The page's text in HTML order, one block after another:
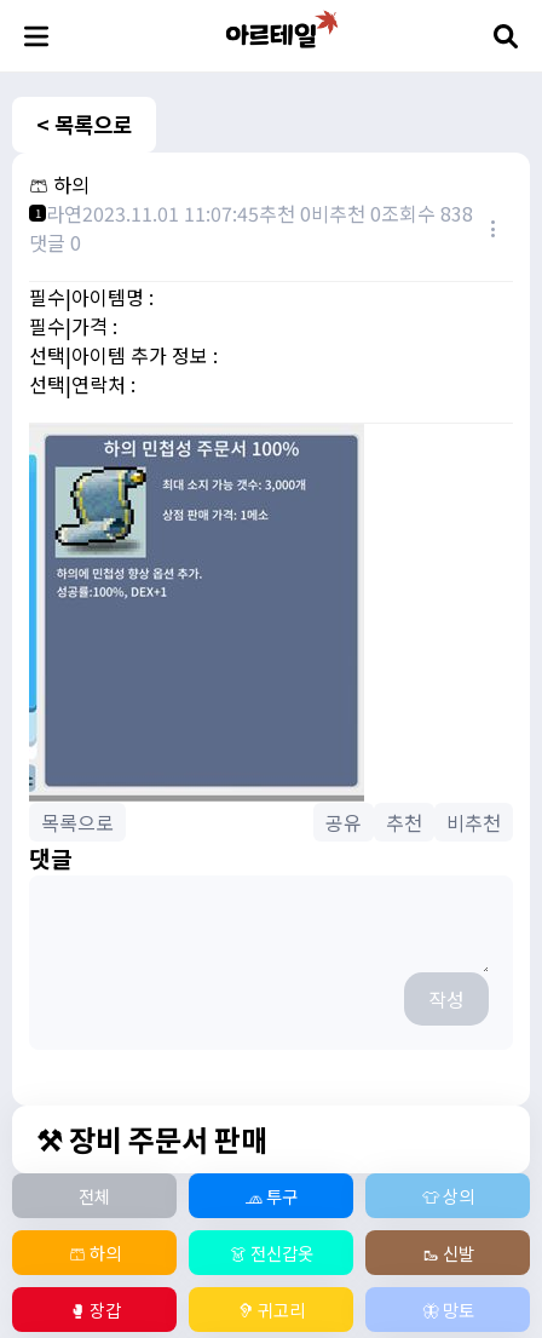
< 목록으로
🩳 하의
1 라연2023.11.01 11:07:45추천 0비추천 0조회수 838
댓글 0
필수|아이템명 :
필수|가격 :
선택|아이템 추가 정보 :
선택|연락처 :
목록으로 공유 추천 비추천
댓글
작성
⚒️ 장비 주문서 판매
전체 🧢 투구 👕 상의
🩳 하의 👗 전신갑옷 🥾 신발
🥊 장갑 🦻 귀고리 🦋 망토